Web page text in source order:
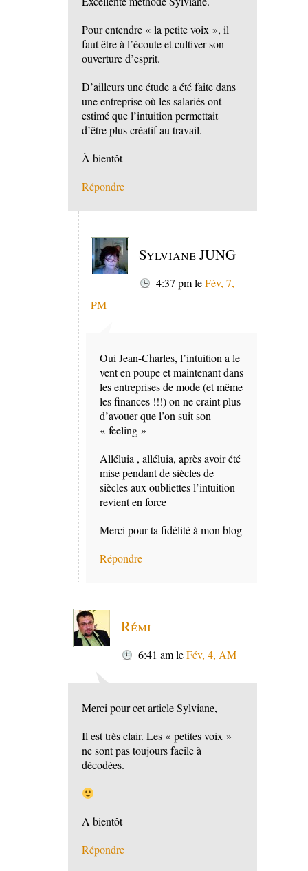
Pour entendre « la petite voix », il
faut être à l’écoute et cultiver son
ouverture d’esprit.
D’ailleurs une étude a été faite dans
une entreprise où les salariés ont
estimé que l’intuition permettait
d’être plus créatif au travail.
À bientôt
Répondre
Sylviane JUNG
4:37 pmleFév, 7,
PM
Oui Jean-Charles, l’intuition a le
vent en poupe et maintenant dans
les entreprises de mode (et même
les finances !!!) on ne craint plus
d’avouer que l’on suit son
« feeling »
Alléluia , alléluia, après avoir été
mise pendant de siècles de
siècles aux oubliettes l’intuition
revient en force
Merci pour ta fidélité à mon blog
Répondre
Rémi
6:41 amleFév, 4, AM
Merci pour cet article Sylviane,
Il est très clair. Les « petites voix »
ne sont pas toujours facile à
décodées.
A bientôt
Répondre